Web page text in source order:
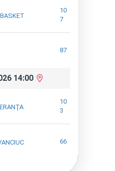
10
7
87
14:00
10
3
66